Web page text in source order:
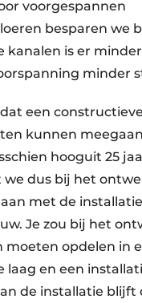
voorgespannen
besparen we
kanalen is er
minder
een
kunnen
hooguit 25
dus bij het
met de
Je zou bij het
moeten opdelen in
laag en een
de installatie blijft